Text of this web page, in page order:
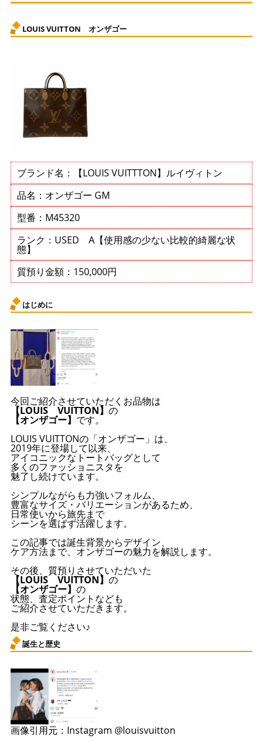
LOUIS VUITTON オンザゴー
ブランド名：【LOUIS VUITTTON】ルイヴィトン
品名：オンザゴー GM
型番：M45320
ランク：USED A【使用感の少ない比較的綺麗な状
態】
質預り金額：150,000円
はじめに
今回ご紹介させていただくお品物は
【LOUIS VUITTON】 の
【オンザゴー】 です。
LOUIS VUITTONの「オンザゴー」は、
2019年に登場して以来、
アイコニックなトートバッグとして
多くのファッショニスタを
魅了し続けています。
シンプルながらも力強いフォルム、
豊富なサイズ・バリエーションがあるため、
日常使いから旅先まで
シーンを選ばず活躍します。
この記事では誕生背景からデザイン、
ケア方法まで、オンザゴーの魅力を解説します。
その後、質預りさせていただいた
【LOUIS VUITTON】 の
【オンザゴー】 の
状態、査定ポイントなども
ご紹介させていただきます。
是非ご覧ください♪
誕生と歴史
画像引用元：Instagram @louisvuitton